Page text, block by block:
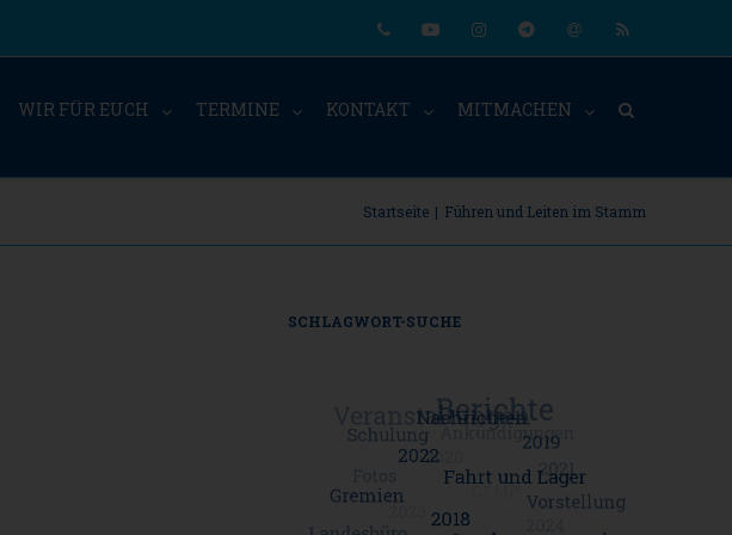
WIR FÜR EUCH TERMINE KONTAKT MITMACHEN
Startseite | Führen und Leiten im Stamm
SCHLAGWORT-SUCHE